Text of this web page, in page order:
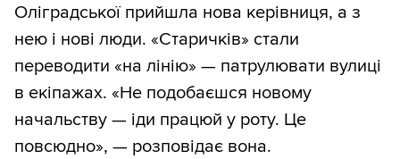
Оліградської прийшла нова керівниця, а з
нею і нові люди. «Старичків» стали
переводити «на лінію» — патрулювати вулиці
в екіпажах. «Не подобаєшся новому
начальству — іди працюй у роту. Це
повсюдно», — розповідає вона.